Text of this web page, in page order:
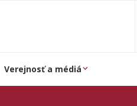
Verejnosť a médiá